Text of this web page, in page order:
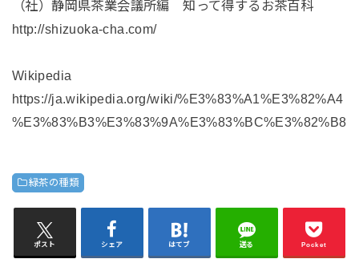
（社）静岡県茶業会議所編 知って得するお茶百科
http://shizuoka-cha.com/
Wikipedia
https://ja.wikipedia.org/wiki/%E3%83%A1%E3%82%A4
%E3%83%B3%E3%83%9A%E3%83%BC%E3%82%B8
緑茶の種類
ポスト シェア はてブ 送る Pocket